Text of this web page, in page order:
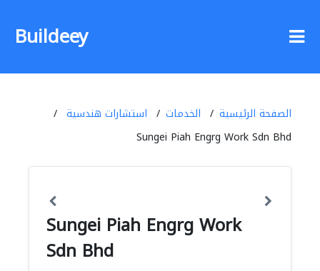
Buildeey
الصفحة الرئيسية الخدمات
استشارات هندسية
Sungei Piah Engrg Work Sdn Bhd
Sungei Piah Engrg Work
Sdn Bhd